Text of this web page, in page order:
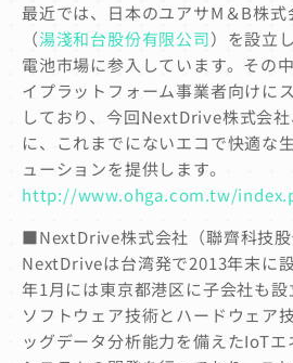
最近では、日本のユアサM＆B株
（湯淺和台股份有限公司）を設立
電池市場に参入しています。その
イプラットフォーム事業者向けに
しており、今回NextDrive株式会
に、これまでにないエコで快適な
ューションを提供します。
http://www.ohga.com.tw/
■NextDrive株式会社（聯齊科技
NextDriveは台湾発で2013年末に
年1月には東京都港区に子会社も設
ソフトウェア技術とハードウェア
ッグデータ分析能力を備えたIoT